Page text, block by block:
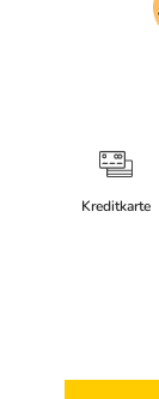
Kreditkarte